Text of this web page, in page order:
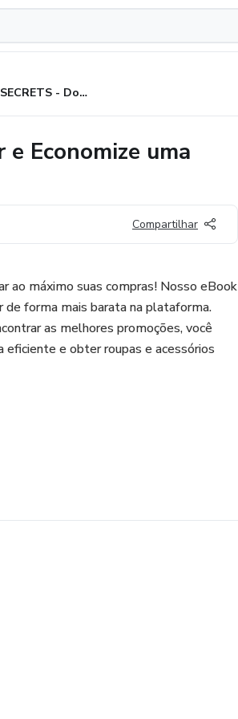
SHEIN SECRETS - Domine como Comprar e Economize uma Fortuna!
e Economize uma
Compartilhar
ao máximo suas compras! Nosso eBook
forma mais barata na plataforma.
as melhores promoções, você
eficiente e obter roupas e acessórios